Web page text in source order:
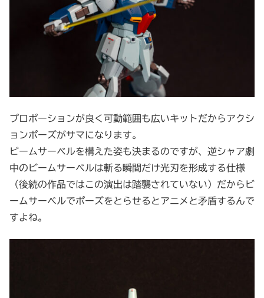
プロポーションが良く可動範囲も広いキットだからアクシ
ョンポーズがサマになります。
ビームサーベルを構えた姿も決まるのですが、逆シャア劇
中のビームサーベルは斬る瞬間だけ光刃を形成する仕様
（後続の作品ではこの演出は踏襲されていない）だからビ
ームサーベルでポーズをとらせるとアニメと矛盾するんで
すよね。